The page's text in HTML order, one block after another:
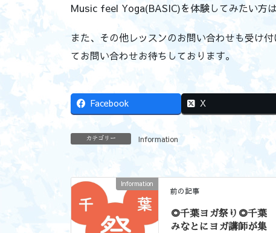
Music feel Yoga(BASIC)を体験してみたい方
また、その他レッスンのお問い合わせも受け
てお問い合わせお待ちしております。
Facebook X
カテゴリー Information
Information
前の記事
◎千葉ヨガ祭り◎千葉
みなとにヨガ講師が集